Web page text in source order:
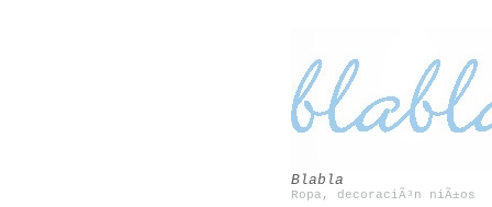
Blabla
Ropa, decoraciÃ³n niÃ±os
Rob Ryan